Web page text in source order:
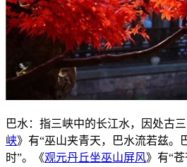
巴水：指三峡中的长江水，因处古三
峡》有“巫山夹青天，巴水流若兹。
时”。《观元丹丘坐巫山屏风》有“